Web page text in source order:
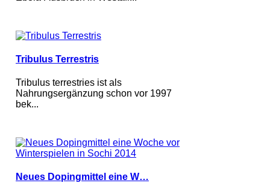
Tribulus Terrestris
Tribulus terrestries ist als
Nahrungsergänzung schon vor 1997
bek...
Neues Dopingmittel eine W…